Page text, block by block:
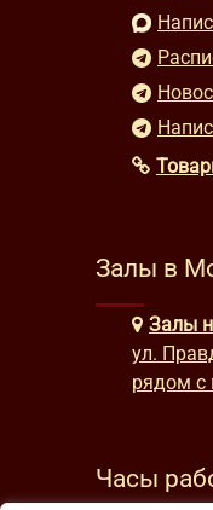
Залы в
Залы
ул.
рядом с
Часы